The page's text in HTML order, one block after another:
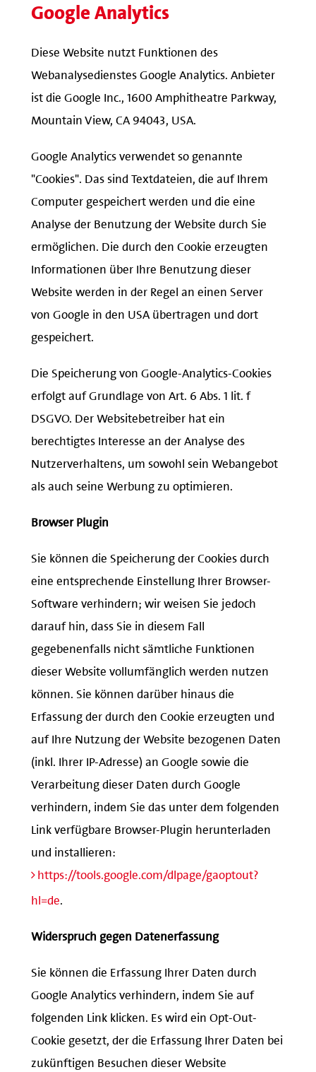
Google Analytics
Diese Website nutzt Funktionen des
Webanalysedienstes Google Analytics. Anbieter
ist die Google Inc., 1600 Amphitheatre Parkway,
Mountain View, CA 94043, USA.
Google Analytics verwendet so genannte
"Cookies". Das sind Textdateien, die auf Ihrem
Computer gespeichert werden und die eine
Analyse der Benutzung der Website durch Sie
ermöglichen. Die durch den Cookie erzeugten
Informationen über Ihre Benutzung dieser
Website werden in der Regel an einen Server
von Google in den USA übertragen und dort
gespeichert.
Die Speicherung von Google-Analytics-Cookies
erfolgt auf Grundlage von Art. 6 Abs. 1 lit. f
DSGVO. Der Websitebetreiber hat ein
berechtigtes Interesse an der Analyse des
Nutzerverhaltens, um sowohl sein Webangebot
als auch seine Werbung zu optimieren.
Browser Plugin
Sie können die Speicherung der Cookies durch
eine entsprechende Einstellung Ihrer Browser-
Software verhindern; wir weisen Sie jedoch
darauf hin, dass Sie in diesem Fall
gegebenenfalls nicht sämtliche Funktionen
dieser Website vollumfänglich werden nutzen
können. Sie können darüber hinaus die
Erfassung der durch den Cookie erzeugten und
auf Ihre Nutzung der Website bezogenen Daten
(inkl. Ihrer IP-Adresse) an Google sowie die
Verarbeitung dieser Daten durch Google
verhindern, indem Sie das unter dem folgenden
Link verfügbare Browser-Plugin herunterladen
und installieren:
https://tools.google.com/dlpage/gaoptout?
hl=de
Widerspruch gegen Datenerfassung
Sie können die Erfassung Ihrer Daten durch
Google Analytics verhindern, indem Sie auf
folgenden Link klicken. Es wird ein Opt-Out-
Cookie gesetzt, der die Erfassung Ihrer Daten bei
zukünftigen Besuchen dieser Website